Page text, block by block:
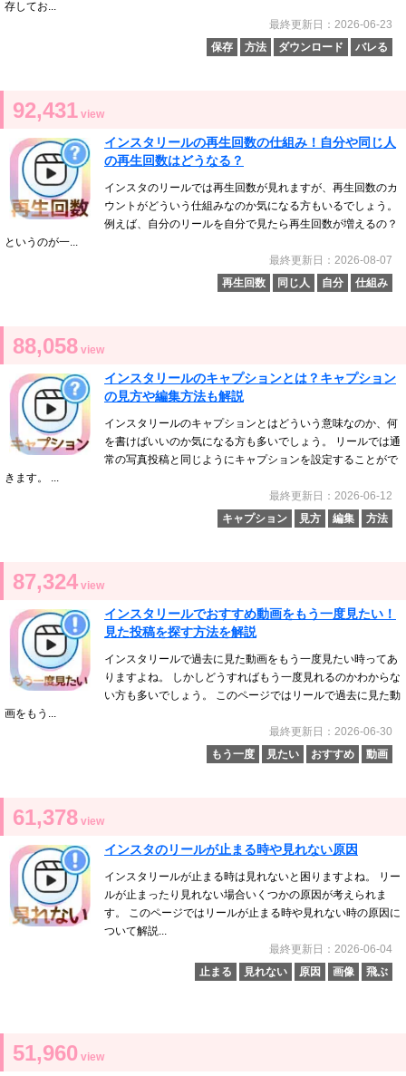
存してお...
最終更新日：2026-06-23
保存
方法 ダウンロード バレる
92,431 view
インスタリールの再生回数の仕組み！自分や同じ人
の再生回数はどうなる？
インスタのリールでは再生回数が見れますが、再生回数のカ
ウントがどういう仕組みなのか気になる方もいるでしょう。
例えば、自分のリールを自分で見たら再生回数が増えるの？
というのが一...
最終更新日：2026-08-07
再生回数
同じ人 自分 仕組み
88,058 view
インスタリールのキャプションとは？キャプション
の見方や編集方法も解説
インスタリールのキャプションとはどういう意味なのか、何
を書けばいいのか気になる方も多いでしょう。 リールでは通
常の写真投稿と同じようにキャプションを設定することがで
きます。 ...
最終更新日：2026-06-12
キャプション
見方 編集 方法
87,324 view
インスタリールでおすすめ動画をもう一度見たい！
見た投稿を探す方法を解説
インスタリールで過去に見た動画をもう一度見たい時ってあ
りますよね。 しかしどうすればもう一度見れるのかわからな
い方も多いでしょう。 このページではリールで過去に見た動
画をもう...
最終更新日：2026-06-30
もう一度
見たい おすすめ 動画
61,378 view
インスタのリールが止まる時や見れない原因
インスタリールが止まる時は見れないと困りますよね。 リー
ルが止まったり見れない場合いくつかの原因が考えられま
す。 このページではリールが止まる時や見れない時の原因に
ついて解説...
最終更新日：2026-06-04
止まる
見れない 原因 画像 飛ぶ
51,960 view